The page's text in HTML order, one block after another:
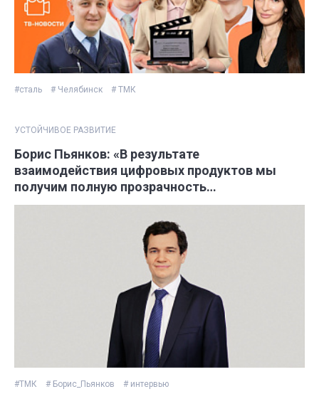
#сталь # Челябинск # ТМК
УСТОЙЧИВОЕ РАЗВИТИЕ
Борис Пьянков: «В результате
взаимодействия цифровых продуктов мы
получим полную прозрачность
технологических процессов и в разы повысим
#ТМК # Борис_Пьянков
# интервью